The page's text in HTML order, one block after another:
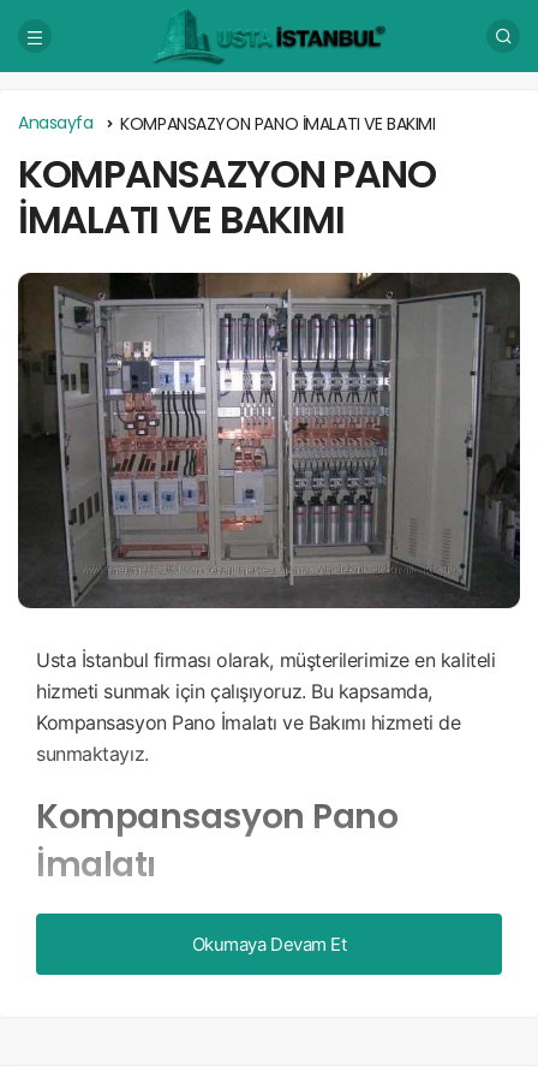
Anasayfa KOMPANSAZYON PANO İMALATI VE BAKIMI
KOMPANSAZYON PANO
İMALATI VE BAKIMI
Usta İstanbul firması olarak, müşterilerimize en kaliteli
hizmeti sunmak için çalışıyoruz. Bu kapsamda,
Kompansasyon Pano İmalatı ve Bakımı hizmeti de
sunmaktayız.
Kompansasyon Pano
İmalatı
kullanılan ve enerji tasarrufu sağlayan önemli bir
Okumaya Devam Et